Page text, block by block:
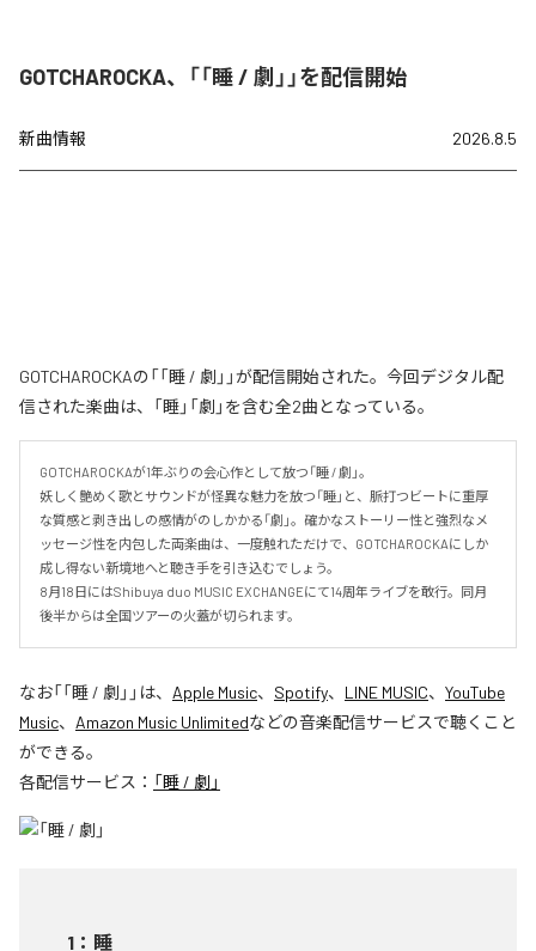
GOTCHAROCKA、「「睡 / 劇」」を配信開始
新曲情報 2026.8.5
GOTCHAROCKAの「「睡 / 劇」」が配信開始された。今回デジタル配
信された楽曲は、「睡」「劇」を含む全2曲となっている。
GOTCHAROCKAが1年ぶりの会心作として放つ「睡 / 劇」。
妖しく艶めく歌とサウンドが怪異な魅力を放つ「睡」と、脈打つビートに重厚
な質感と剥き出しの感情がのしかかる「劇」。確かなストーリー性と強烈なメ
ッセージ性を内包した両楽曲は、一度触れただけで、GOTCHAROCKAにしか
成し得ない新境地へと聴き手を引き込むでしょう。
8月18日にはShibuya duo MUSIC EXCHANGEにて14周年ライブを敢行。同月
後半からは全国ツアーの火蓋が切られます。
なお「「睡 / 劇」 」は、 Apple Music、 Spotify、 LINE MUSIC、 YouTube
Music、 Amazon Music Unlimitedなどの音楽配信サービスで聴くこと
ができる。
各配信サービス： 「睡 / 劇」
1 ： 睡